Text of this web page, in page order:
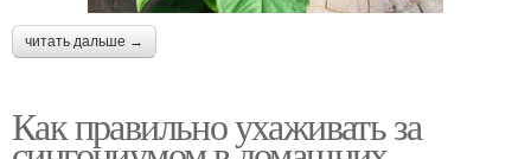
читать дальше →
Как правильно ухаживать за